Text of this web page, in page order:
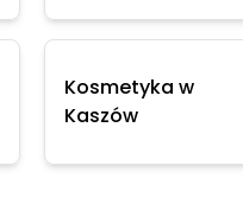
Kosmetyka w
Kaszów